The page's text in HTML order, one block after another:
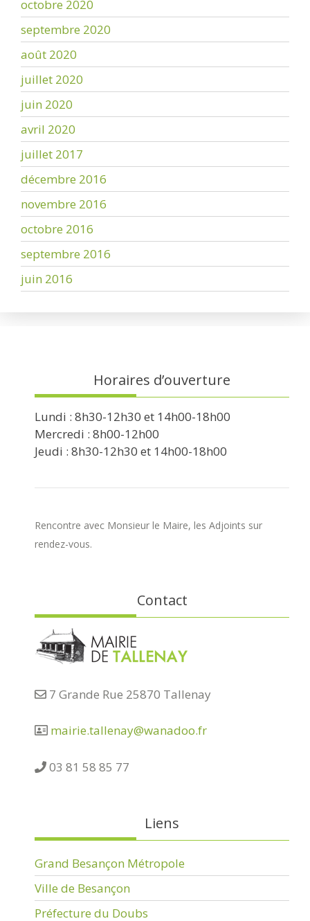
octobre 2020
septembre 2020
août 2020
juillet 2020
juin 2020
avril 2020
juillet 2017
décembre 2016
novembre 2016
octobre 2016
septembre 2016
juin 2016
Horaires d’ouverture
Lundi : 8h30-12h30 et 14h00-18h00
Mercredi : 8h00-12h00
Jeudi : 8h30-12h30 et 14h00-18h00
Rencontre avec Monsieur le Maire, les Adjoints sur
rendez-vous.
Contact
7 Grande Rue 25870 Tallenay
mairie.tallenay@wanadoo.fr
03 81 58 85 77
Liens
Grand Besançon Métropole
Ville de Besançon
Préfecture du Doubs